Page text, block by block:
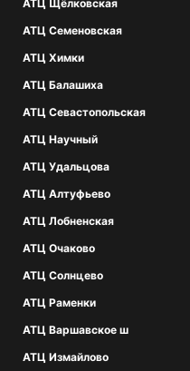
АТЦ Щёлковская
АТЦ Семеновская
АТЦ Химки
АТЦ Балашиха
АТЦ Севастопольская
АТЦ Научный
АТЦ Удальцова
АТЦ Алтуфьево
АТЦ Лобненская
АТЦ Очаково
АТЦ Солнцево
АТЦ Раменки
АТЦ Варшавское ш
АТЦ Измайлово